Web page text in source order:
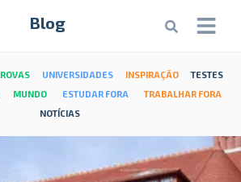
Blog
UNIVERSIDADES INSPIRAÇÃO
TESTES
MUNDO ESTUDAR FORA
TRABALHAR FORA
NOTÍCIAS